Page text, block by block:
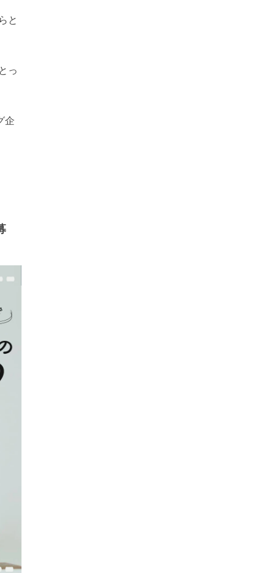
と
っ
企